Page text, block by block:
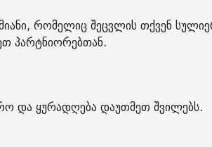
რომელიც შეცვლის თქვენ
პარტნიორებთან.
და ყურადღება დაუთმეთ შვილებს.